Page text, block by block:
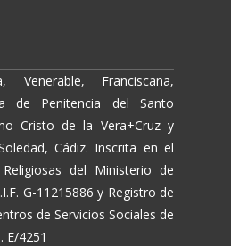
Franciscana,
de Penitencia del Santo
Cristo de la Vera+Cruz y
Cádiz. Inscrita en el
del Ministerio de
G-11215886 y Registro de
de Servicios Sociales de
E/4251